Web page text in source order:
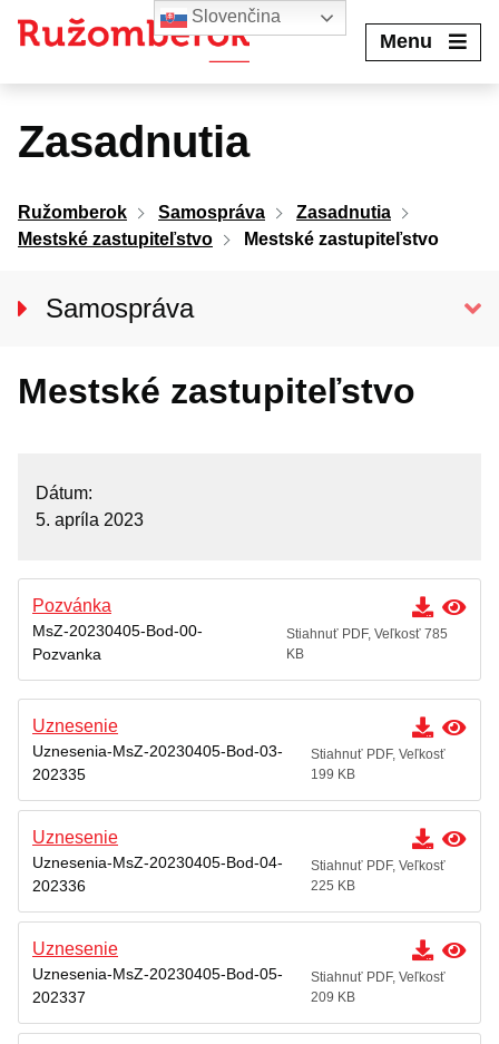
Menu
Zasadnutia
Ružomberok Samospráva
Zasadnutia
Mestské zastupiteľstvo
Mestské zastupiteľstvo
Samospráva
Hlavný kontrolór mesta
Zasadnutia
Mestská rada
Komisie
ZASADNUTIA
Úradná tabuľa
Zmluvy
Zmluvy nájomné
Dodávateľské faktúry
Všeobecne záväzné nariadenia
Krízový manažment
Poskytovanie informácií – Zákon č. 211/2000 Z.z.
Mestské zastupiteľstvo
Dátum
5. apríla 2023
Pozvánka
MsZ-20230405-Bod-00-
Pozvanka
Stiahnuť PDF, Veľkosť 785
KB
Uznesenie
Uznesenia-MsZ-20230405-Bod-03-
202335
Stiahnuť PDF, Veľkosť
199 KB
Uznesenie
Uznesenia-MsZ-20230405-Bod-04-
202336
Stiahnuť PDF, Veľkosť
225 KB
Uznesenie
Uznesenia-MsZ-20230405-Bod-05-
202337
Stiahnuť PDF, Veľkosť
209 KB
Slovenčina